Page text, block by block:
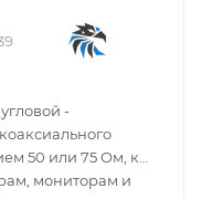
-
50 или 75 Ом, к
мониторам и